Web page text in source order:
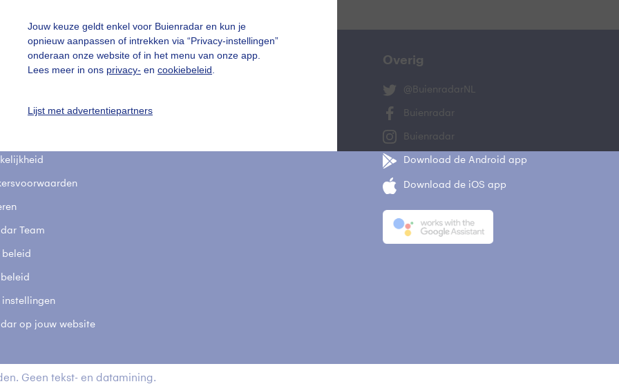
Jouw keuze geldt enkel voor Buienradar en kun je
opnieuw aanpassen of intrekken via “Privacy-instellingen”
onderaan onze website of in het menu van onze app.
Lees meer in ons privacy- en cookiebeleid
Lijst met advertentiepartners
vragen
Team
beleid
instellingen
op jouw website
Mijn weer Overig
@BuienradarNL
Buienradar
Buienradar
Download de Android app
Download de iOS app
Geen tekst- en datamining.